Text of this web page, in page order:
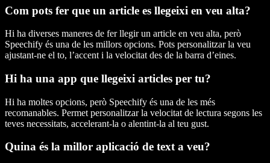
Com pots fer que un article es llegeixi en veu alta?
Hi ha diverses maneres de fer llegir un article en veu alta, però
Speechify és una de les millors opcions. Pots personalitzar la veu
ajustant-ne el to, l’accent i la velocitat des de la barra d’eines.
Hi ha una app que llegeixi articles per tu?
Hi ha moltes opcions, però Speechify és una de les més
recomanables. Permet personalitzar la velocitat de lectura segons les
teves necessitats, accelerant-la o alentint-la al teu gust.
Quina és la millor aplicació de text a veu?